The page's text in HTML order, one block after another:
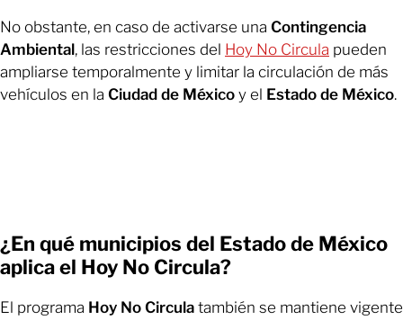
No obstante, en caso de activarse una Contingencia
Ambiental, las restricciones del Hoy No Circula pueden
ampliarse temporalmente y limitar la circulación de más
vehículos en la Ciudad de México y el Estado de México.
¿En qué municipios del Estado de México
aplica el Hoy No Circula?
El programa Hoy No Circula también se mantiene vigente